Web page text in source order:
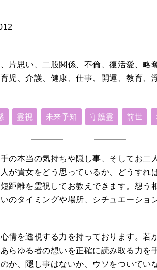
片思い、二股関係、不倫、復活愛、略
児、介護、健康、仕事、開運、教育、
霊視 未来予知 守護霊 前世
の本当の気持ちや隠し事、そしてお二
が貴女をどう思っているか、どうすれ
距離を霊視してお教えできます。想う
のタイミングや場所、シチュエーショ
心情を透視する力を持っております。若
あらゆる者の想いを正確に読み取る力
か、隠し事はないか、ウソをついてい